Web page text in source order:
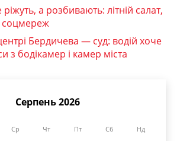
а розбивають: літній салат,
соцмереж
Бердичева — суд: водій хоче
з бодікамер і камер міста
Серпень 2026
Ср Чт Пт Сб Нд